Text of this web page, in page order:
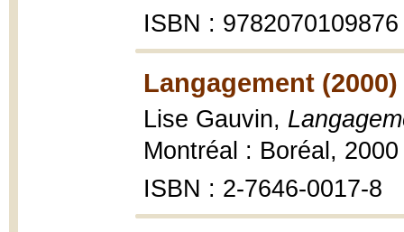
ISBN : 9782070109876
Langagement (2000)
Lise Gauvin,
Montréal : Boréal, 2000
ISBN : 2-7646-0017-8